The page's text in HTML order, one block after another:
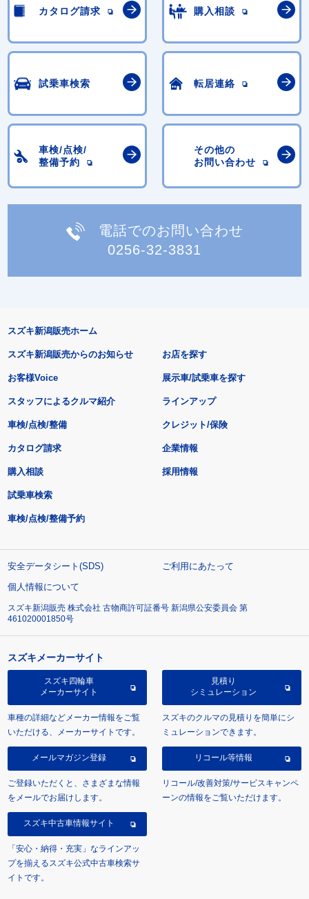
カタログ請求 購入相談
試乗車検索 転居連絡
車検/点検/
整備予約
その他の
お問い合わせ
電話でのお問い合わせ
0256-32-3831
スズキ新潟販売ホーム
スズキ新潟販売からのお知らせ
お客様Voice
スタッフによるクルマ紹介
お店を探す
展示車/試乗車を探す
ラインアップ
車検/点検/整備 クレジット/保険
カタログ請求
購入相談
試乗車検索
車検/点検/整備予約
企業情報
採用情報
安全データシート(SDS)
ご利用にあたって
個人情報について
スズキ新潟販売 株式会社 古物商許可証番号 新潟県公安委員会 第
461020001850号
スズキメーカーサイト
スズキ四輪車
メーカーサイト
車種の詳細などメーカー情報をご覧
いただける、メーカーサイトです。
見積り
シミュレーション
スズキのクルマの見積りを簡単にシ
ミュレーションできます。
メールマガジン登録
ご登録いただくと、さまざまな情報
をメールでお届けします。
リコール等情報
リコール/改善対策/サービスキャンペ
ーンの情報をご覧いただけます。
スズキ中古車情報サイト
「安心・納得・充実」なラインアッ
プを揃えるスズキ公式中古車検索サ
イトです。